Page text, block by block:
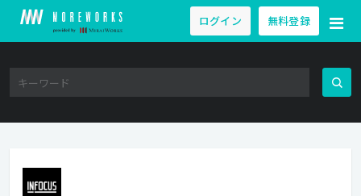
ログイン 無料登録